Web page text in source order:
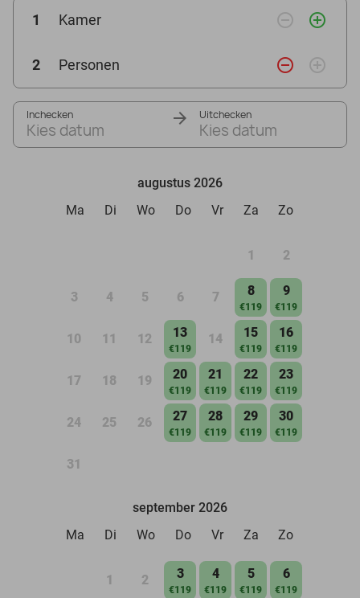
1 Kamer remove_circle_outline add_circle_outline
2 Personen remove_circle_outline add_circle_outline
Inchecken
Kies datum
Uitchecken
Kies datum
augustus 2026
Ma
Di Wo Do Vr Za Zo
1 2
3 4 5 6 7 8
€119
9
€119
10 11 12 13
€119
14 15
€119
16
€119
17 18 19 20
€119
21
€119
22
€119
23
€119
24 25 26 27
€119
28
€119
29
€119
30
€119
31
september 2026
Ma
Di Wo Do Vr Za Zo
1 2 3
€119
4
€119
5
€119
6
€119